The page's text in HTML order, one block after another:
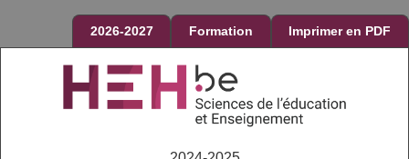
2026-2027 Formation Imprimer en PDF